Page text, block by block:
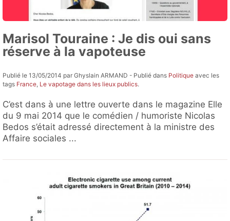
Marisol Touraine : Je dis oui sans
réserve à la vapoteuse
Publié le 13/05/2014 par Ghyslain ARMAND - Publié dans Politique avec les
tags France, Le vapotage dans les lieux publics.
C’est dans à une lettre ouverte dans le magazine Elle
du 9 mai 2014 que le comédien / humoriste Nicolas
Bedos s’était adressé directement à la ministre des
Affaire sociales ...